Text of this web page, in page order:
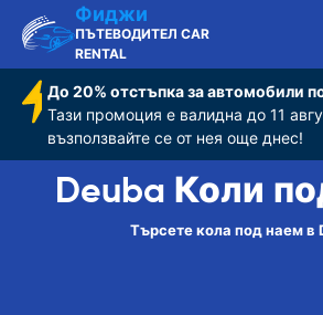
Фиджи
ПЪТЕВОДИТЕЛ CAR
RENTAL
До 20% отстъпка за автомобили
Тази промоция е валидна до 11
възползвайте се от нея още днес!
Deuba Коли
Търсете кола под наем в